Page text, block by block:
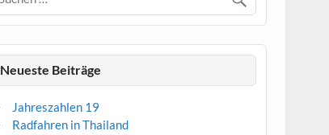
Neueste Beiträge
Jahreszahlen 19
Radfahren in Thailand